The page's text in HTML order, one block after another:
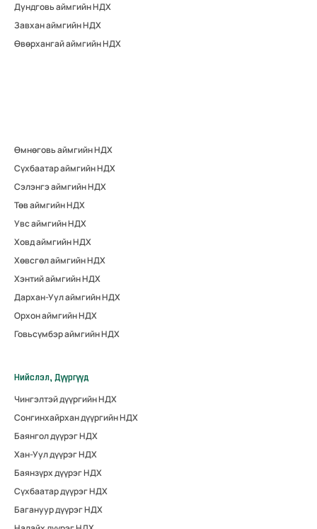
Дундговь аймгийн НДХ
Завхан аймгийн НДХ
Өвөрхангай аймгийн НДХ
Өмнөговь аймгийн НДХ
Сүхбаатар аймгийн НДХ
Сэлэнгэ аймгийн НДХ
Төв аймгийн НДХ
Увс аймгийн НДХ
Ховд аймгийн НДХ
Хөвсгөл аймгийн НДХ
Хэнтий аймгийн НДХ
Дархан-Уул аймгийн НДХ
Орхон аймгийн НДХ
Говьсүмбэр аймгийн НДХ
Нийслэл, Дүүргүүд
Чингэлтэй дүүргийн НДХ
Сонгинхайрхан дүүргийн НДХ
Баянгол дүүрэг НДХ
Хан-Уул дүүрэг НДХ
Баянзүрх дүүрэг НДХ
Сүхбаатар дүүрэг НДХ
Багануур дүүрэг НДХ